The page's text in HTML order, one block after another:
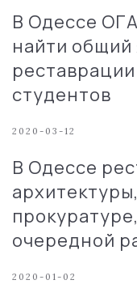
В Одессе
найти общий
студентов
2020-03-12
В Одессе
очередной
2020-01-02